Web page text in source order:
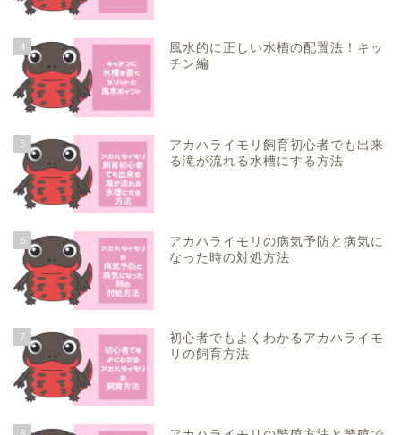
4
風水的に正しい水槽の配置法！キッ
チン編
5
アカハライモリ飼育初心者でも出来
る滝が流れる水槽にする方法
6
アカハライモリの病気予防と病気に
なった時の対処方法
7
初心者でもよくわかるアカハライモ
リの飼育方法